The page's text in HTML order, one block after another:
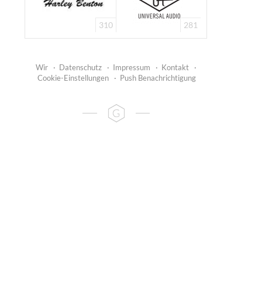
310 281
Wir · Datenschutz · Impressum · Kontakt
·
Cookie-Einstellungen
· Push Benachrichtigung